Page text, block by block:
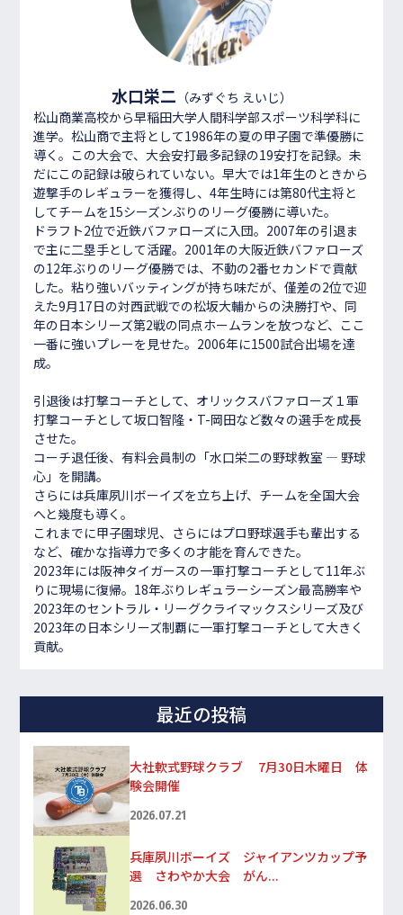
水口栄二 （みずぐち えいじ）
松山商業高校から早稲田大学人間科学部スポーツ科学科に
進学。松山商で主将として1986年の夏の甲子園で準優勝に
導く。この大会で、大会安打最多記録の19安打を記録。未
だにこの記録は破られていない。早大では1年生のときから
遊撃手のレギュラーを獲得し、4年生時には第80代主将と
してチームを15シーズンぶりのリーグ優勝に導いた。
ドラフト2位で近鉄バファローズに入団。2007年の引退ま
で主に二塁手として活躍。2001年の大阪近鉄バファローズ
の12年ぶりのリーグ優勝では、不動の2番セカンドで貢献
した。粘り強いバッティングが持ち味だが、僅差の2位で迎
えた9月17日の対西武戦での松坂大輔からの決勝打や、同
年の日本シリーズ第2戦の同点ホームランを放つなど、ここ
一番に強いプレーを見せた。2006年に1500試合出場を達
成。
引退後は打撃コーチとして、オリックスバファローズ１軍
打撃コーチとして坂口智隆・T-岡田など数々の選手を成長
させた。
コーチ退任後、有料会員制の「水口栄二の野球教室 ― 野球
心」を開講。
さらには兵庫夙川ボーイズを立ち上げ、チームを全国大会
へと幾度も導く。
これまでに甲子園球児、さらにはプロ野球選手も輩出する
など、確かな指導力で多くの才能を育んできた。
2023年には阪神タイガースの一軍打撃コーチとして11年ぶ
りに現場に復帰。18年ぶりレギュラーシーズン最高勝率や
2023年のセントラル・リーグクライマックスシリーズ及び
2023年の日本シリーズ制覇に一軍打撃コーチとして大きく
貢献。
最近の投稿
大社軟式野球クラブ 7月30日木曜日 体
験会開催
2026.07.21
兵庫夙川ボーイズ ジャイアンツカップ予
選 さわやか大会 がん...
2026.06.30